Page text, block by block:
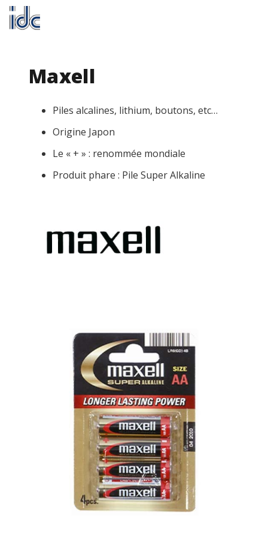
Maxell
Piles alcalines, lithium, boutons, etc…
Origine Japon
Le « + » : renommée mondiale
Produit phare : Pile Super Alkaline